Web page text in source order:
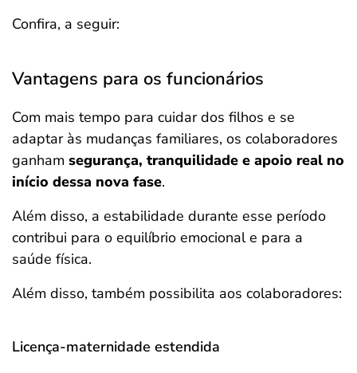
Confira, a seguir:
Vantagens para os funcionários
Com mais tempo para cuidar dos filhos e se
adaptar às mudanças familiares, os colaboradores
ganham segurança, tranquilidade e apoio real no
início dessa nova fase.
Além disso, a estabilidade durante esse período
contribui para o equilíbrio emocional e para a
saúde física.
Além disso, também possibilita aos colaboradores:
Licença-maternidade estendida